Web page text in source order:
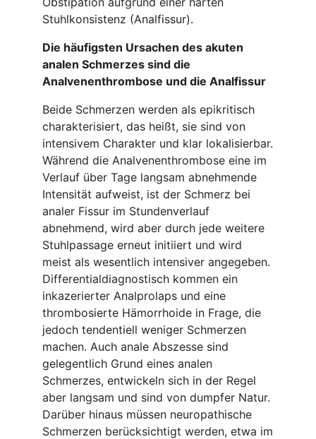
Stuhlkonsistenz (Analfissur).
Die häufigsten Ursachen des akuten
analen Schmerzes sind die
Analvenenthrombose und die Analfissur
Beide Schmerzen werden als epikritisch
charakterisiert, das heißt, sie sind von
intensivem Charakter und klar lokalisierbar.
Während die Analvenenthrombose eine im
Verlauf über Tage langsam abnehmende
Intensität aufweist, ist der Schmerz bei
analer Fissur im Stundenverlauf
abnehmend, wird aber durch jede weitere
Stuhlpassage erneut initiiert und wird
meist als wesentlich intensiver angegeben.
Differentialdiagnostisch kommen ein
inkazerierter Analprolaps und eine
thrombosierte Hämorrhoide in Frage, die
jedoch tendentiell weniger Schmerzen
machen. Auch anale Abszesse sind
gelegentlich Grund eines analen
Schmerzes, entwickeln sich in der Regel
aber langsam und sind von dumpfer Natur.
Darüber hinaus müssen neuropathische
Schmerzen berücksichtigt werden, etwa im